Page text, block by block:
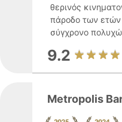
θερινός
πάροδο των ετών
σύγχρονο
9.2
Metropolis